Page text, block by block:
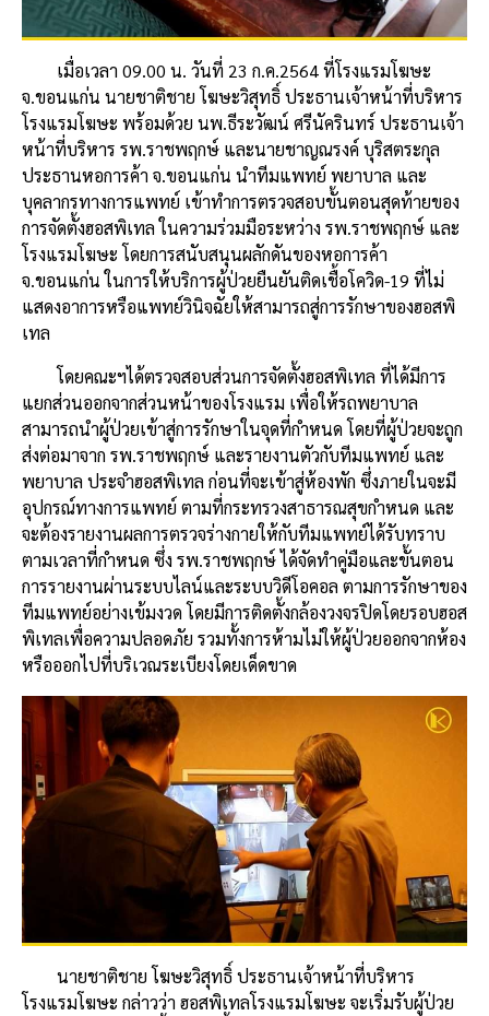
เมื่อเวลา 09.00 น. วันที่ 23 ก.ค.2564 ที่โรงแรมโฆษะ
จ.ขอนแก่น นายชาติชาย โฆษะวิสุทธิ์ ประธานเจ้าหน้าที่บริหาร
โรงแรมโฆษะ พร้อมด้วย นพ.ธีระวัฒน์ ศรีนัครินทร์ ประธานเจ้า
หน้าที่บริหาร รพ.ราชพฤกษ์ และนายชาญณรงค์ บุริสตระกุล
ประธานหอการค้า จ.ขอนแก่น นำทีมแพทย์ พยาบาล และ
บุคลากรทางการแพทย์ เข้าทำการตรวจสอบขั้นตอนสุดท้ายของ
การจัดตั้งฮอสพิเทล ในความร่วมมือระหว่าง รพ.ราชพฤกษ์ และ
โรงแรมโฆษะ โดยการสนับสนุนผลักดันของหอการค้า
จ.ขอนแก่น ในการให้บริการผู้ป่วยยืนยันติดเชื้อโควิด-19 ที่ไม่
แสดงอาการหรือแพทย์วินิจฉัยให้สามารถสู่การรักษาของฮอสพิ
เทล
โดยคณะฯได้ตรวจสอบส่วนการจัดตั้งฮอสพิเทล ที่ได้มีการ
แยกส่วนออกจากส่วนหน้าของโรงแรม เพื่อให้รถพยาบาล
สามารถนำผู้ป่วยเข้าสู่การรักษาในจุดที่กำหนด โดยที่ผู้ป่วยจะถูก
ส่งต่อมาจาก รพ.ราชพฤกษ์ และรายงานตัวกับทีมแพทย์ และ
พยาบาล ประจำฮอสพิเทล ก่อนที่จะเข้าสู่ห้องพัก ซึ่งภายในจะมี
อุปกรณ์ทางการแพทย์ ตามที่กระทรวงสาธารณสุขกำหนด และ
จะต้องรายงานผลการตรวจร่างกายให้กับทีมแพทย์ได้รับทราบ
ตามเวลาที่กำหนด ซึ่ง รพ.ราชพฤกษ์ ได้จัดทำคู่มือและขั้นตอน
การรายงานผ่านระบบไลน์และระบบวิดีโอคอล ตามการรักษาของ
ทีมแพทย์อย่างเข้มงวด โดยมีการติดตั้งกล้องวงจรปิดโดยรอบฮอส
พิเทลเพื่อความปลอดภัย รวมทั้งการห้ามไม่ให้ผู้ป่วยออกจากห้อง
หรือออกไปที่บริเวณระเบียงโดยเด็ดขาด
นายชาติชาย โฆษะวิสุทธิ์ ประธานเจ้าหน้าที่บริหาร
โรงแรมโฆษะ กล่าวว่า ฮอสพิเทลโรงแรมโฆษะ จะเริ่มรับผู้ป่วย